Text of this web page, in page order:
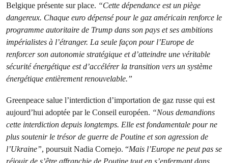
Belgique présente sur place. “Cette dépendance est un piège
dangereux. Chaque euro dépensé pour le gaz américain renforce le
programme autoritaire de Trump dans son pays et ses ambitions
impérialistes à l’étranger. La seule façon pour l’Europe de
renforcer son autonomie stratégique et d’atteindre une véritable
sécurité énergétique est d’accélérer la transition vers un système
énergétique entièrement renouvelable.”
Greenpeace salue l’interdiction d’importation de gaz russe qui est
aujourd’hui adoptée par le Conseil européen. “Nous demandions
cette interdiction depuis longtemps. Elle est fondamentale pour ne
plus soutenir le trésor de guerre de Poutine et son agression de
l’Ukraine”, poursuit Nadia Cornejo. “Mais l’Europe ne peut pas se